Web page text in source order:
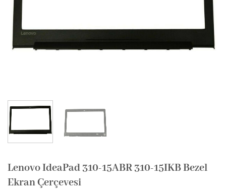
Lenovo IdeaPad 310-15ABR 310-15IKB Bezel
Ekran Çerçevesi